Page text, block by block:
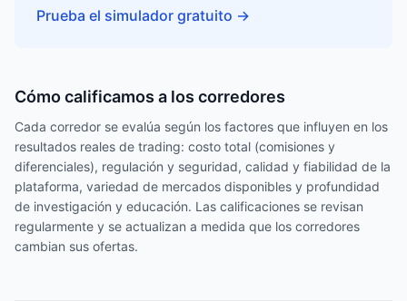
Prueba el simulador gratuito →
Cómo calificamos a los corredores
Cada corredor se evalúa según los factores que influyen en los
resultados reales de trading: costo total (comisiones y
diferenciales), regulación y seguridad, calidad y fiabilidad de la
plataforma, variedad de mercados disponibles y profundidad
de investigación y educación. Las calificaciones se revisan
regularmente y se actualizan a medida que los corredores
cambian sus ofertas.